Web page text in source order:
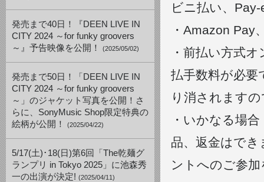
発売まで40日！『DEEN LIVE IN
CITY 2024 ～for funky groovers
～』予告映像を公開！
(2025/05/02)
発売まで50日！「DEEN LIVE IN
CITY 2024 ～for funky groovers
～」のジャケット写真を公開！さ
らに、SonyMusic Shop限定特典の
絵柄が公開！
(2025/04/22)
5/17(土)･18(日)第6回「The乾麺グ
ランプリ in Tokyo 2025」に池森秀
一の出演が決定! (2025/04/11)
ビニ払い、
・Amazon Pay
・前払い方式
払手数料が必要
り消されます
・いかなる場
品、返金はで
ントへのご参